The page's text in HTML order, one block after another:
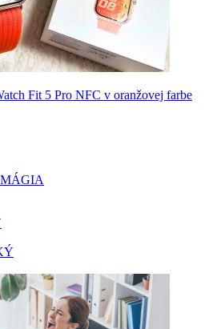
Fit 5 Pro NFC v oranžovej farbe